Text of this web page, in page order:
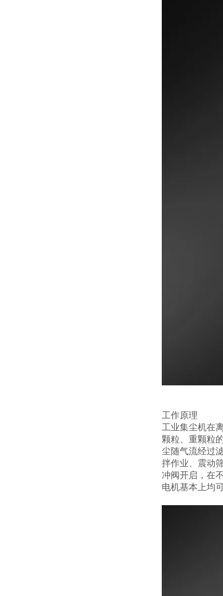
工作原理
工业集尘机在
颗粒、重颗粒
尘随气流经过
拌作业、震动
冲阀开启，在
电机基本上均